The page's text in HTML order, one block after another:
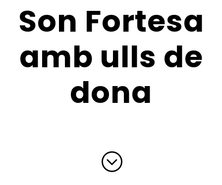
Son Fortesa
amb ulls de
dona